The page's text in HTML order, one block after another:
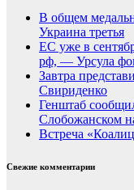
В общем
Украина третья
ЕС уже в
рф, — Урсула
Завтра
Свириденко
Генштаб
Слобожанском
Встреча
Свежие комментарии